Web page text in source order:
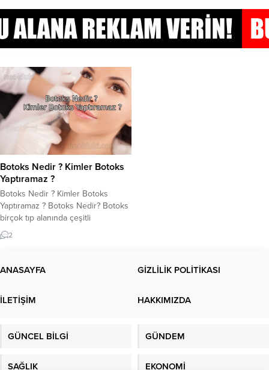
Botoks Nedir ? Kimler Botoks
Yaptıramaz ?
Botoks Nedir ? Kimler Botoks
Yaptıramaz ? Botoks Nedir? Botoks
birçok tıp alanında çeşitli
rahatsızlıkların tedavisinde
kullanılmaktadır. Ancak en bilineni
uygulamasıdır. Botoks kimler
Yaptıramaz? Botoks’u doğal tutmak
Botoks kelimesi, Clostridium
2
ANASAYFA GİZLİLİK POLİTİKASI
İLETİŞİM HAKKIMIZDA
GÜNCEL BİLGİ GÜNDEM
SAĞLIK EKONOMİ